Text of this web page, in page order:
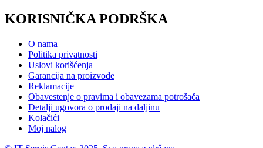
KORISNIČKA PODRŠKA
O nama
Politika privatnosti
Uslovi korišćenja
Garancija na proizvode
Reklamacije
Obavestenje o pravima i obavezama potrošača
Detalji ugovora o prodaji na daljinu
Kolačići
Moj nalog